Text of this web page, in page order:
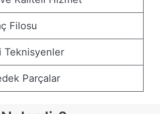
Filosu
Teknisyenler
Parçalar